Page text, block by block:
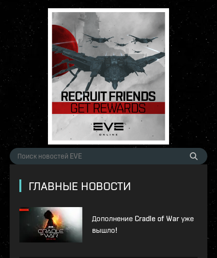
ГЛАВНЫЕ НОВОСТИ
Дополнение Cradle of War уже
вышло!